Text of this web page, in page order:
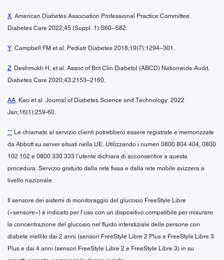
X. American Diabetes Association Professional Practice Committee.
Diabetes Care 2022;45 (Suppl. 1):S60–S82.
Y. Campbell FM et al. Pediatr Diabetes 2018;19(7):1294–301.
Z. Deshmukh H, et al. Assoc of Brit Clin Diabetol (ABCD) Nationwide Audit.
Diabetes Care 2020;43:2153–2160.
AA. Kao et al. Journal of Diabetes Science and Technology. 2022
Jan;16(1):259-60.
** Le chiamate al servizio clienti potrebbero essere registrate e memorizzate
da Abbott su server situati nella UE. Utilizzando i numeri 0800 804 404, 0800
102 102 e 0800 330 333 l’utente dichiara di acconsentire a questa
procedura. Servizio gratuito dalla rete fissa e dalla rete mobile svizzera a
livello nazionale.
Il sensore dei sistemi di monitoraggio del glucosio FreeStyle Libre
(«sensore») è indicato per l’uso con un dispositivo compatibile per misurare
la concentrazione del glucosio nel fluido interstiziale delle persone con
diabete mellito dai 2 anni (sensori FreeStyle Libre 2 Plus e FreeStyle Libre 3
Plus e dai 4 anni (sensori FreeStyle Libre 2 e FreeStyle Libre 3) in su